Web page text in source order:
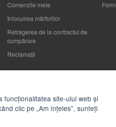
Comenzile mele
Înlocuirea mărfurilor
Retragerea de la contractul de
cumpărare
Reclamaţii
funcționalitatea site-ului web și
clic pe „Am înțeles”, sunteți